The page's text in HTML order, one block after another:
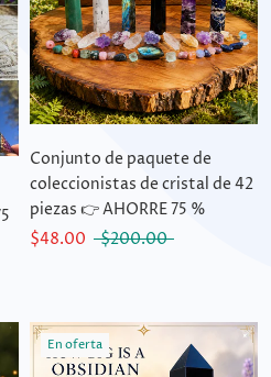
Conjunto de paquete de
coleccionistas de cristal de 42
piezas 👉 AHORRE 75 %
$48.00
$200.00
En oferta